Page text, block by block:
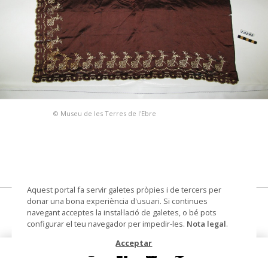
© Museu de les Terres de l'Ebre
mocador
Datació finals segle XIX
Aquest portal fa servir galetes pròpies i de tercers per
donar una bona experiència d'usuari. Si continues
navegant acceptes la instal·lació de galetes, o bé pots
configurar el teu navegador per impedir-les. Nota legal.
Acceptar